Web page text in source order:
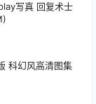
写真 回复术士
科幻风高清图集